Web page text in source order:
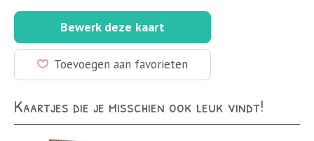
Bewerk deze kaart
Toevoegen aan favorieten
Kaartjes die je misschien ook leuk vindt!